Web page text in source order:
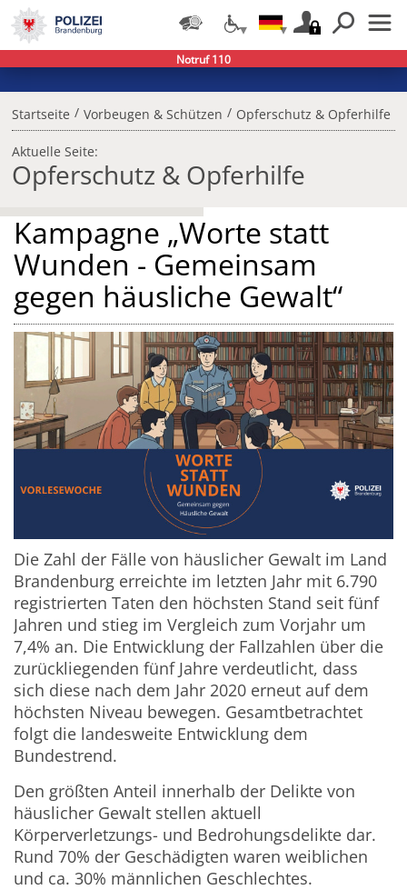
Startseite / Vorbeugen & Schützen / Opferschutz & Opferhilfe
Aktuelle Seite:
Opferschutz & Opferhilfe
Kampagne „Worte statt
Wunden - Gemeinsam
gegen häusliche Gewalt“
Die Zahl der Fälle von häuslicher Gewalt im Land
Brandenburg erreichte im letzten Jahr mit 6.790
registrierten Taten den höchsten Stand seit fünf
Jahren und stieg im Vergleich zum Vorjahr um
7,4% an. Die Entwicklung der Fallzahlen über die
zurückliegenden fünf Jahre verdeutlicht, dass
sich diese nach dem Jahr 2020 erneut auf dem
höchsten Niveau bewegen. Gesamtbetrachtet
folgt die landesweite Entwicklung dem
Bundestrend.
Den größten Anteil innerhalb der Delikte von
häuslicher Gewalt stellen aktuell
Körperverletzungs- und Bedrohungsdelikte dar.
Rund 70% der Geschädigten waren weiblichen
und ca. 30% männlichen Geschlechtes.
Notruf 110